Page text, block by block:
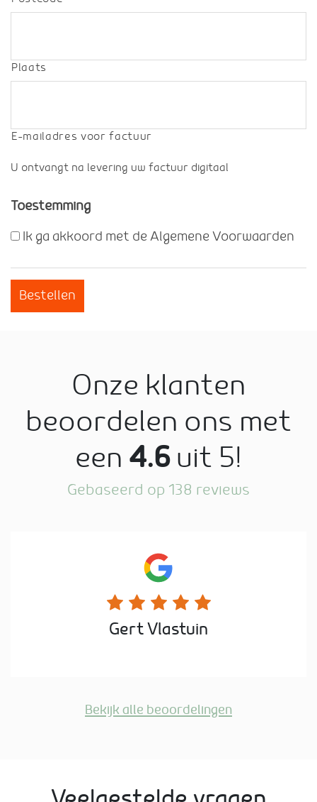
Plaats
E-mailadres voor factuur
U ontvangt na levering uw factuur digitaal
Toestemming
Ik ga akkoord met de Algemene Voorwaarden
Bestellen
Onze klanten
beoordelen ons met
een 4.6uit 5!
Gebaseerd op 138 reviews
Gert Vlastuin
Bekijk alle beoordelingen